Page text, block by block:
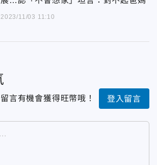
2023/11/03 11:10
言有機會獲得旺幣哦！ 登入留言